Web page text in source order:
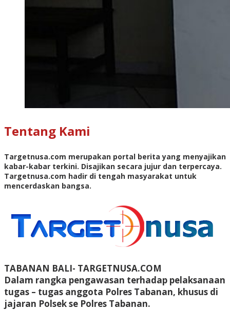
Tentang Kami
Targetnusa.com merupakan portal berita yang menyajikan
kabar-kabar terkini. Disajikan secara jujur dan terpercaya.
Targetnusa.com hadir di tengah masyarakat untuk
mencerdaskan bangsa.
TABANAN BALI- TARGETNUSA.COM
Dalam rangka pengawasan terhadap pelaksanaan
tugas – tugas anggota Polres Tabanan, khusus di
jajaran Polsek se Polres Tabanan.